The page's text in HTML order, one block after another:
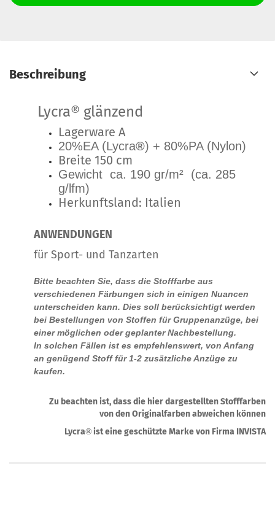
Beschreibung
Lycra® glänzend
Lagerware A
20%EA (Lycra®) + 80%PA (Nylon)
Breite 150 cm
Gewicht ca. 190 gr/m² (ca. 285
g/lfm)
Herkunftsland: Italien
ANWENDUNGEN
für Sport- und Tanzarten
Bitte beachten Sie, dass die Stofffarbe aus
verschiedenen Färbungen sich in einigen Nuancen
unterscheiden kann. Dies soll berücksichtigt werden
bei Bestellungen von Stoffen für Gruppenanzüge, bei
einer möglichen oder geplanter Nachbestellung.
In solchen Fällen ist es empfehlenswert, von Anfang
an genügend Stoff für 1-2 zusätzliche Anzüge zu
kaufen.
Zu beachten ist, dass die hier dargestellten Stofffarben
von den Originalfarben abweichen können
Lycra® ist eine geschützte Marke von Firma INVISTA